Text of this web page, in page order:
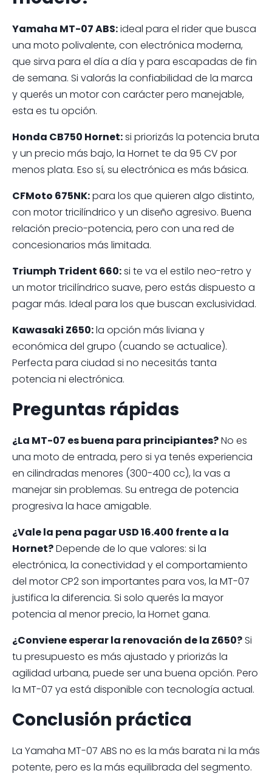
Yamaha MT-07 ABS:ideal para el rider que busca
una moto polivalente, con electrónica moderna,
que sirva para el día a día y para escapadas de fin
de semana. Si valorás la confiabilidad de la marca
y querés un motor con carácter pero manejable,
esta es tu opción.
Honda CB750 Hornet:si priorizás la potencia bruta
y un precio más bajo, la Hornet te da 95 CV por
menos plata. Eso sí, su electrónica es más básica.
CFMoto 675NK:para los que quieren algo distinto,
con motor tricilíndrico y un diseño agresivo. Buena
relación precio-potencia, pero con una red de
concesionarios más limitada.
Triumph Trident 660:si te va el estilo neo-retro y
un motor tricilíndrico suave, pero estás dispuesto a
pagar más. Ideal para los que buscan exclusividad.
Kawasaki Z650:la opción más liviana y
económica del grupo (cuando se actualice).
Perfecta para ciudad si no necesitás tanta
potencia ni electrónica.
Preguntas rápidas
¿La MT-07 es buena para principiantes?No es
una moto de entrada, pero si ya tenés experiencia
en cilindradas menores (300-400 cc), la vas a
manejar sin problemas. Su entrega de potencia
progresiva la hace amigable.
¿Vale la pena pagar USD 16.400 frente a la
Hornet?Depende de lo que valores: si la
electrónica, la conectividad y el comportamiento
del motor CP2 son importantes para vos, la MT-07
justifica la diferencia. Si solo querés la mayor
potencia al menor precio, la Hornet gana.
¿Conviene esperar la renovación de la Z650?Si
tu presupuesto es más ajustado y priorizás la
agilidad urbana, puede ser una buena opción. Pero
la MT-07 ya está disponible con tecnología actual.
Conclusión práctica
La Yamaha MT-07 ABS no es la más barata ni la más
potente, pero es la más equilibrada del segmento.